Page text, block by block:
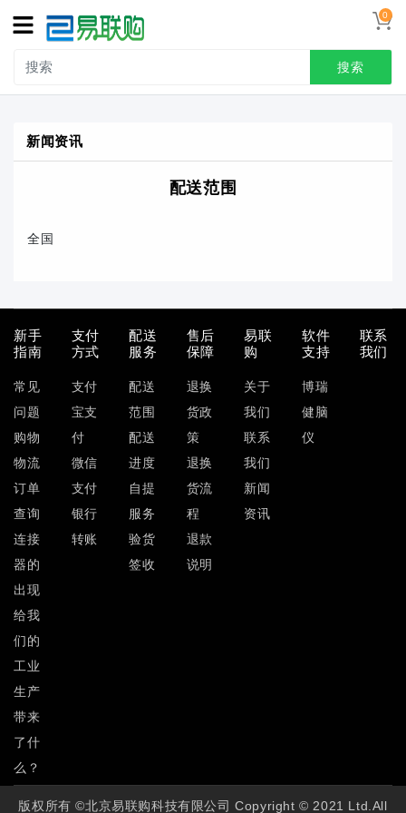
0
搜索
新闻资讯
配送范围
全国
新手
指南
常见
问题
购物
物流
订单
查询
连接
器的
出现
给我
们的
工业
生产
带来
了什
么？
支付
方式
支付
宝支
付
微信
支付
银行
转账
配送
服务
配送
范围
配送
进度
自提
服务
验货
签收
售后
保障
退换
货政
策
退换
货流
程
退款
说明
易联
购
关于
我们
联系
我们
新闻
资讯
软件
支持
博瑞
健脑
仪
联系
我们
版权所有 ©北京易联购科技有限公司 Copyright © 2021 Ltd.All